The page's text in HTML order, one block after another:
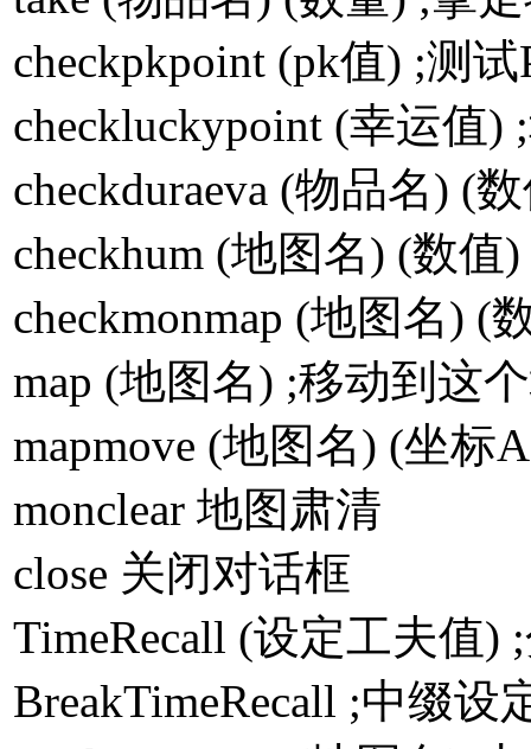
checkpkpoint (pk值) ;测
checkluckypoint (幸运值
checkduraeva (物品名) (
checkhum (地图名) (数
checkmonmap (地图名) (
map (地图名) ;移动到这
mapmove (地图名) (坐
monclear 地图肃清
close 关闭对话框
TimeRecall (设定工夫值
BreakTimeRecall ;中缀设